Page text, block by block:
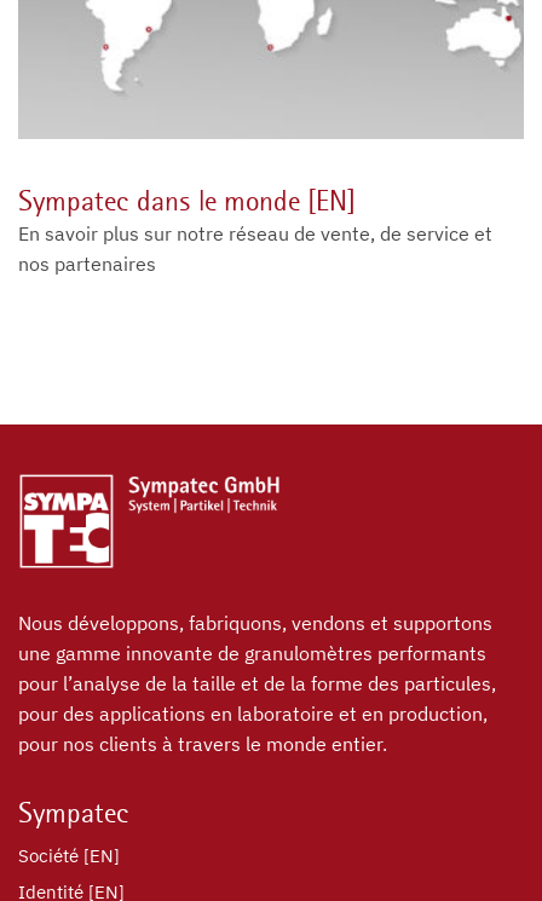
Sympatec dans le monde [EN]
En savoir plus sur notre réseau de vente, de service et
nos partenaires
Nous développons, fabriquons, vendons et supportons
une gamme innovante de granulomètres performants
pour l’analyse de la taille et de la forme des particules,
pour des applications en laboratoire et en production,
pour nos clients à travers le monde entier.
Sympatec
Société [EN]
Identité [EN]